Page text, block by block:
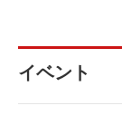
イベント